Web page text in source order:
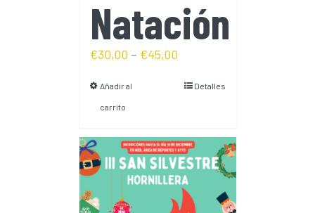
Natación
€30,00 – €45,00
Añadir al
carrito
Detalles